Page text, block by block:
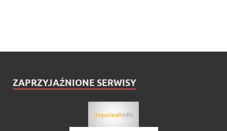
ZAPRZYJAŹNIONE SERWISY